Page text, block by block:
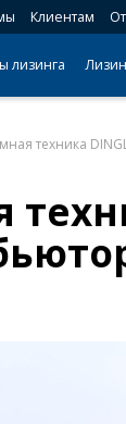
Клиентам
лизинга
техника